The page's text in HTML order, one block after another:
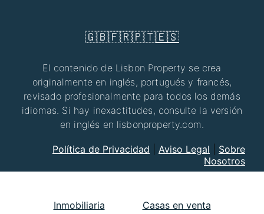
🇬🇧🇫🇷🇵🇹🇪🇸
El contenido de Lisbon Property se crea
originalmente en inglés, portugués y francés,
revisado profesionalmente para todos los demás
idiomas. Si hay inexactitudes, consulte la versión
en inglés en lisbonproperty.com.
Política de Privacidad Aviso Legal
Sobre
Nosotros
Inmobiliaria Casas en venta